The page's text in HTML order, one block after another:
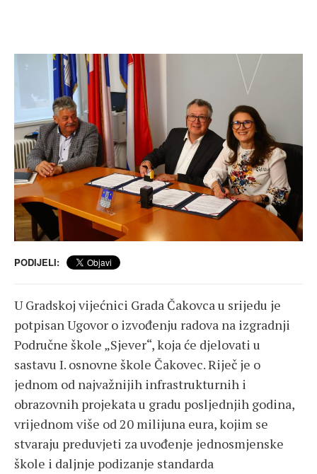
PODIJELI:
U Gradskoj vijećnici Grada Čakovca u srijedu je
potpisan Ugovor o izvođenju radova na izgradnji
Područne škole „Sjever“, koja će djelovati u
sastavu I. osnovne škole Čakovec. Riječ je o
jednom od najvažnijih infrastrukturnih i
obrazovnih projekata u gradu posljednjih godina,
vrijednom više od 20 milijuna eura, kojim se
stvaraju preduvjeti za uvođenje jednosmjenske
škole i daljnje podizanje standarda